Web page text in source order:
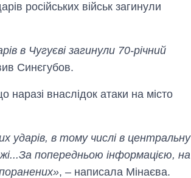
російських військ загинули
в Чугуєві загинули 70-річний
Синєгубов.
внаслідок атаки на місто
ударів, в тому числі в центральну
попередньою інформацією, на
, – написала Мінаєва.